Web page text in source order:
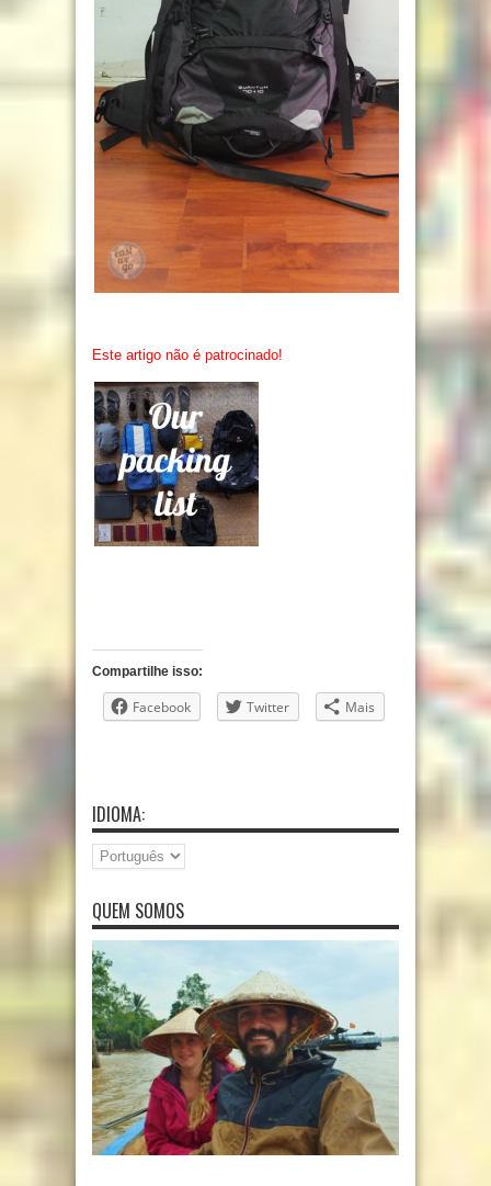
Este artigo não é patrocinado!
Compartilhe isso:
Facebook Twitter Mais
IDIOMA:
QUEM SOMOS